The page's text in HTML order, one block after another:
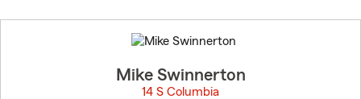
to
before
Mike Swinnerton
14 S Columbia